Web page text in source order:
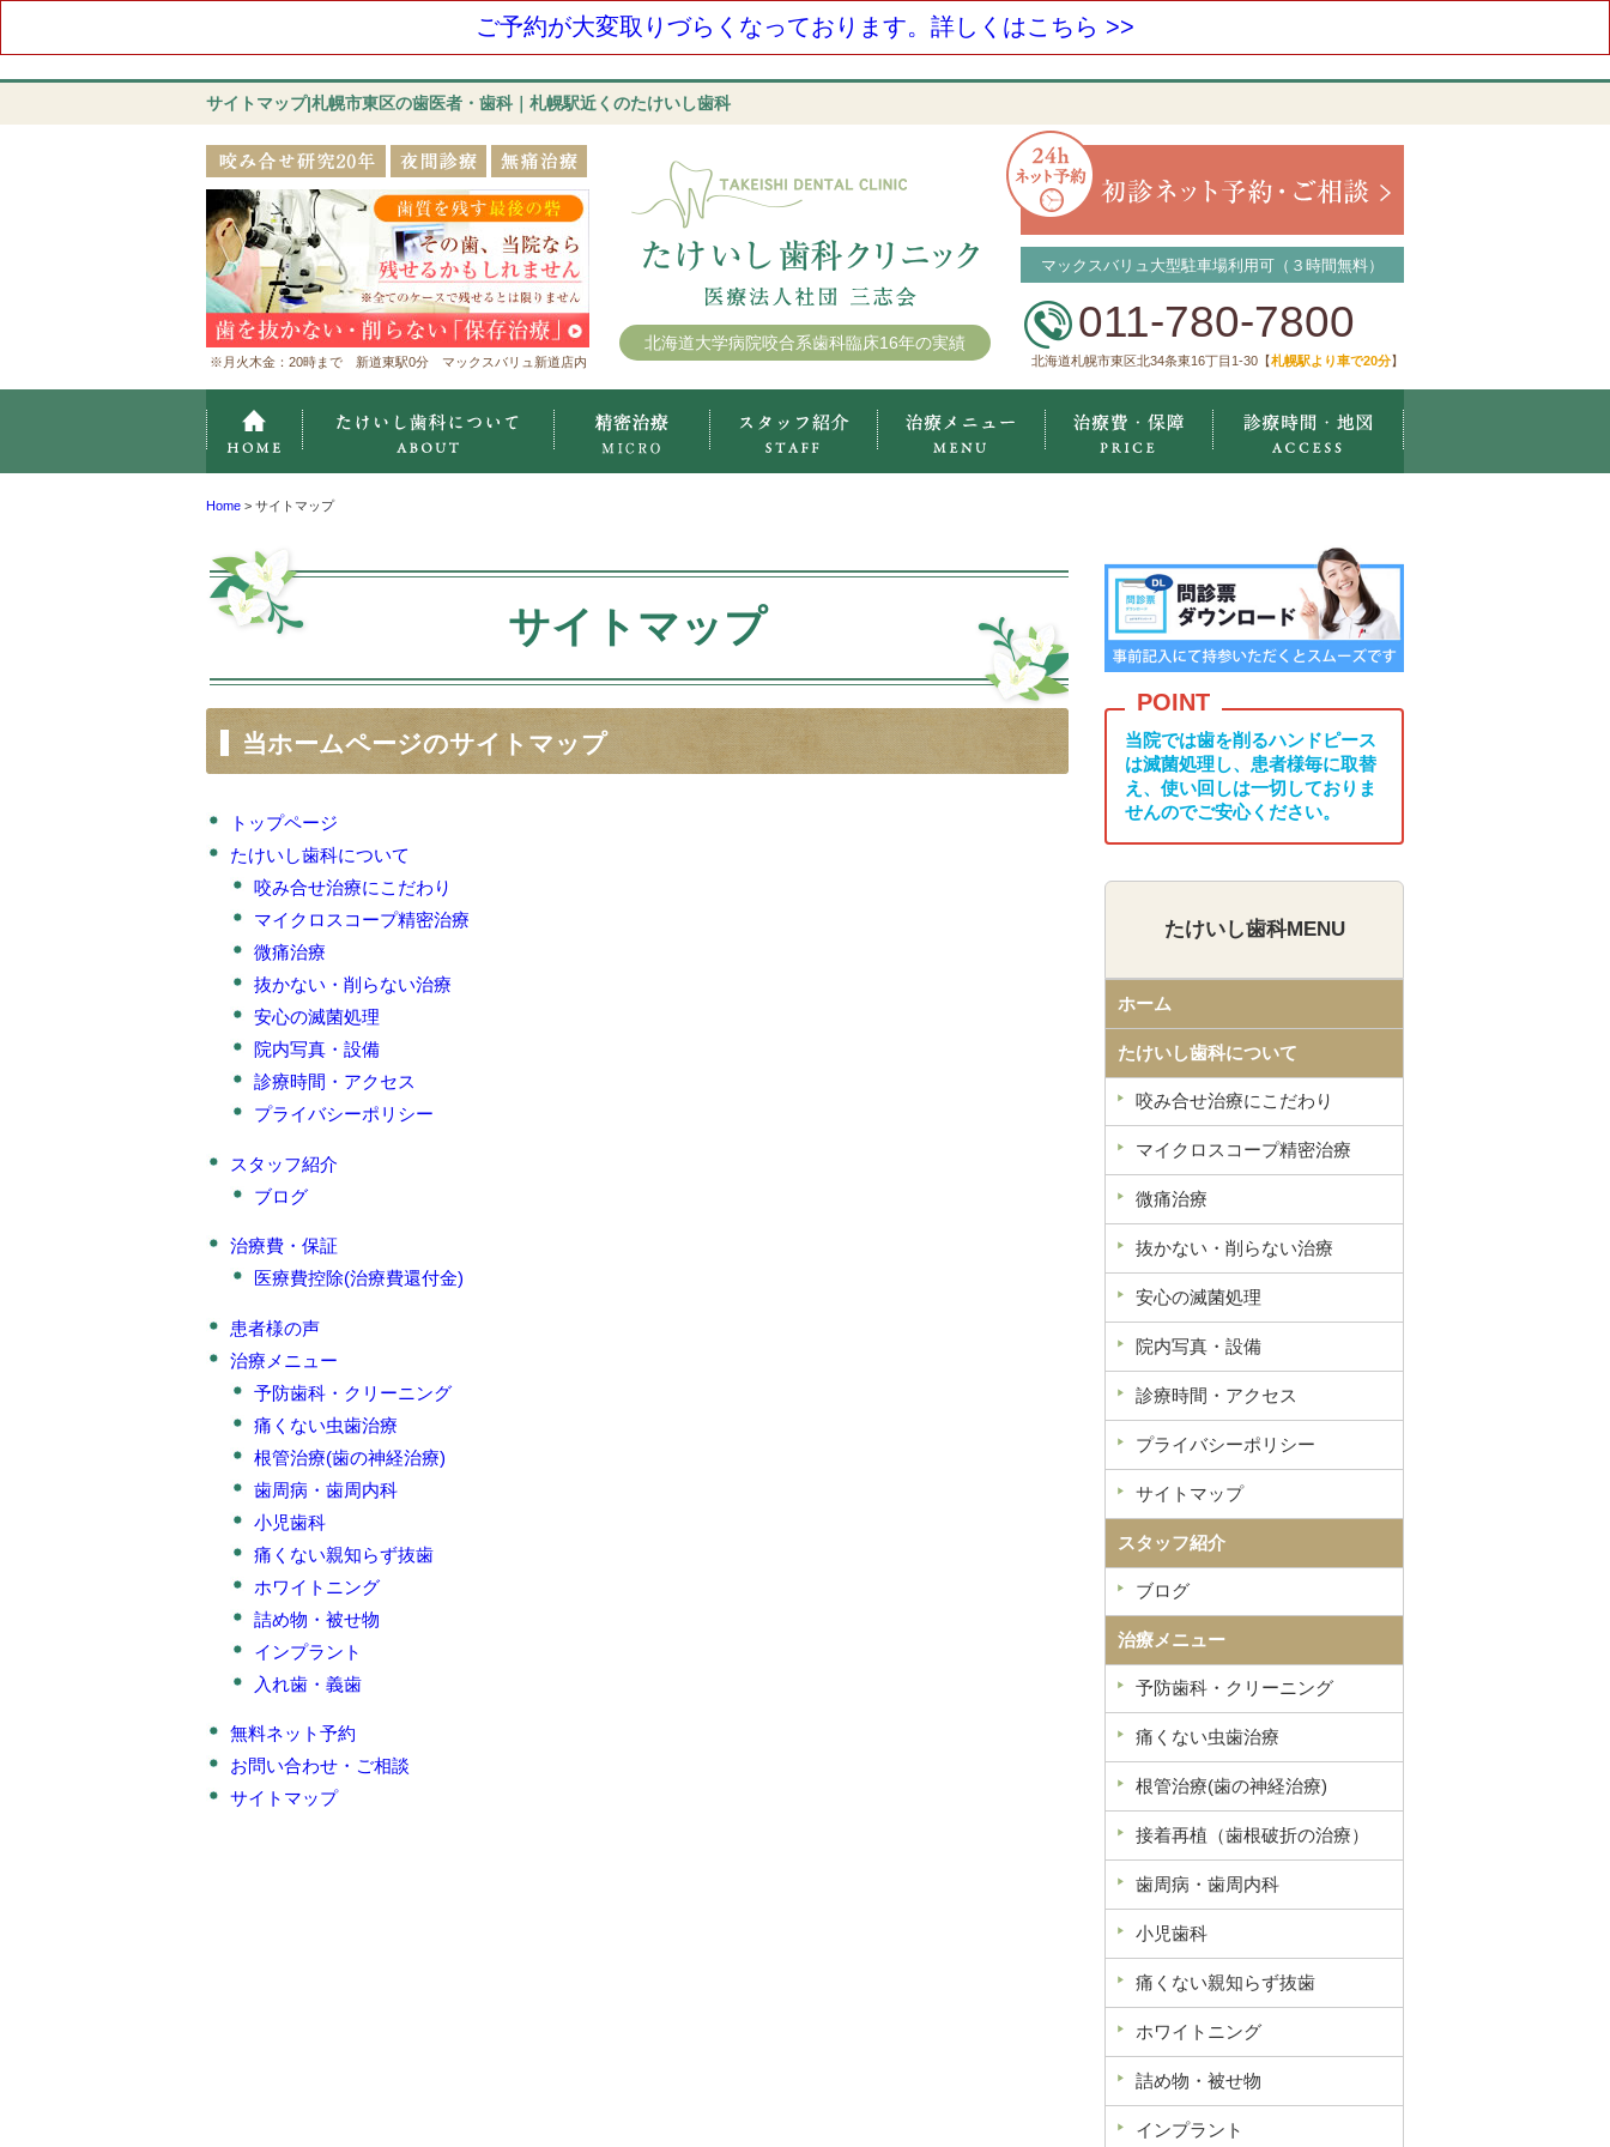
ご予約が大変取りづらくなっております。詳しくはこちら >>
サイトマップ|札幌市東区の歯医者・歯科｜札幌駅近くのたけいし歯科
※月火木金：20時まで 新道東駅0分 マックスバリュ新道店内
北海道大学病院咬合系歯科臨床16年の実績
マックスバリュ大型駐車場利用可（３時間無料）
011-780-7800
北海道札幌市東区北34条東16丁目1-30【札幌駅より車で20分】
Home > サイトマップ
サイトマップ
当ホームページのサイトマップ
トップページ
たけいし歯科について
咬み合せ治療にこだわり
マイクロスコープ精密治療
微痛治療
抜かない・削らない治療
安心の滅菌処理
院内写真・設備
診療時間・アクセス
プライバシーポリシー
スタッフ紹介
ブログ
治療費・保証
医療費控除(治療費還付金)
患者様の声
治療メニュー
予防歯科・クリーニング
痛くない虫歯治療
根管治療(歯の神経治療)
歯周病・歯周内科
小児歯科
痛くない親知らず抜歯
ホワイトニング
詰め物・被せ物
インプラント
入れ歯・義歯
無料ネット予約
お問い合わせ・ご相談
サイトマップ
当院では歯を削るハンドピース
は滅菌処理し、患者様毎に取替
え、使い回しは一切しておりま
せんのでご安心ください。
たけいし歯科MENU
ホーム
たけいし歯科について
咬み合せ治療にこだわり
マイクロスコープ精密治療
微痛治療
抜かない・削らない治療
安心の滅菌処理
院内写真・設備
診療時間・アクセス
プライバシーポリシー
サイトマップ
スタッフ紹介
ブログ
治療メニュー
予防歯科・クリーニング
痛くない虫歯治療
根管治療(歯の神経治療)
接着再植（歯根破折の治療）
歯周病・歯周内科
小児歯科
痛くない親知らず抜歯
ホワイトニング
詰め物・被せ物
インプラント